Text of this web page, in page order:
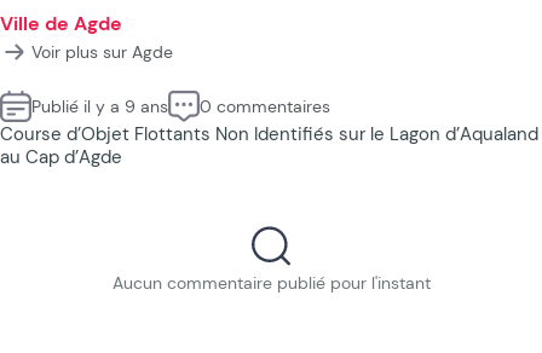
Ville de Agde
Voir plus sur Agde
Publié il y a 9 ans 0 commentaires
Course d’Objet Flottants Non Identifiés sur le Lagon d’Aqualand
au Cap d’Agde
Aucun commentaire publié pour l'instant